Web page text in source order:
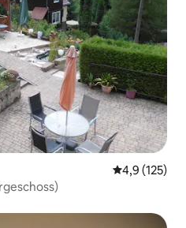
4,9 (125)